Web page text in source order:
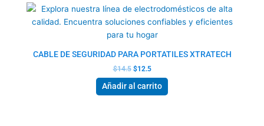
CABLE DE SEGURIDAD PARA PORTATILES XTRATECH
$14.5
original
era:
$14.5.
$12.5
actual
es:
$12.5.
Añadir al carrito